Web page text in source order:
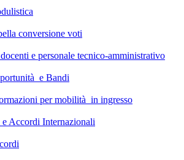
conversione voti
e personale tecnico-amministrativo
e Bandi
per mobilità in ingresso
Accordi Internazionali